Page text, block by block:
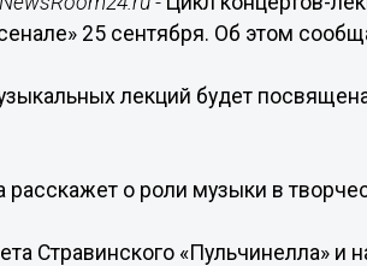
25 сентября. Об этом
лекций будет
расскажет о роли музыки в
Стравинского «Пульчинелла» и